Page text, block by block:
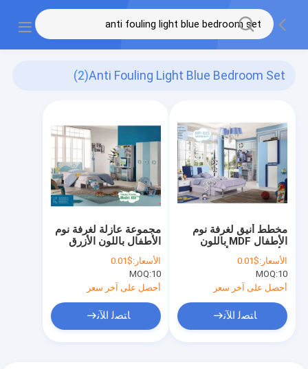
Anti Fouling Light Blue Bedroom Set
(2)
مجموعة عازلة لغرفة نوم
الأطفال باللون الأزرق
الفاتح
الأسعار:$0.01
MOQ:10
أحصل على آخر سعر
ﺎﺘﺼﻟ ﺍﻶﻧ
مخطط أنيق لغرفة نوم
الأطفال MDF باللون
الأزرق الداكن أثاث
الأطفال OEM ODM
الأسعار:$0.01
MOQ:10
أحصل على آخر سعر
ﺎﺘﺼﻟ ﺍﻶﻧ